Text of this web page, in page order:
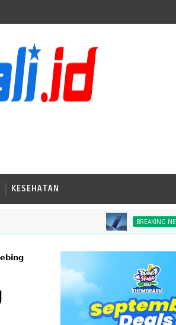
KESEHATAN
BREAKING NEWS